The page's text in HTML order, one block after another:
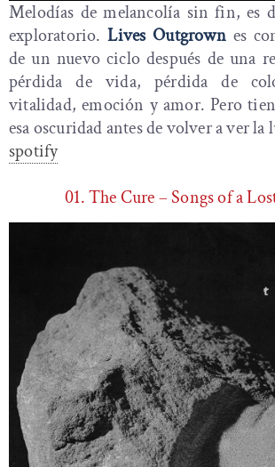
Melodías de melancolía sin fin, es
exploratorio.Lives Outgrownes
de un nuevo ciclo después de una
pérdida de vida, pérdida de
vitalidad, emoción y amor. Pero
esa oscuridad antes de volver a ver la
spotify
01. The Cure – Songs of a